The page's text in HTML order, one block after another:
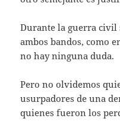
Durante la guerra civil
ambos bandos, como
no hay ninguna duda.
Pero no olvidemos
usurpadores de una
quienes fueron los